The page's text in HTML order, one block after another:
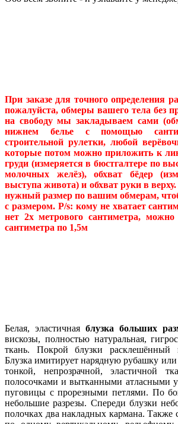
При заказе для точного определения
пожалуйста, обмеры вашего тела без
на свободу мы закладываем сами
нижнем белье с помощью
строительной рулетки, любой
которые потом можно приложить к
груди (измеряется в бюстгалтере по
молочных желёз), обхват бёдер
выступа живота) и обхват руки в
нужный размер по вашим обмерам,
с размером. P/s: кому не хватает
нет 2х метрового сантиметра,
сантиметра по 1,5м
Белая, эластичная блузка больших
вискозы, полностью натуральная,
ткань. Покрой блузки расклешённый
Блузка имитирует нарядную рубашку
тонкой, непрозрачной, эластичной
полосочками и вытканными атласными
пуговицы с прорезными петлями. По
небольшие разрезы. Спереди блузки
полочках два накладных кармана. Также